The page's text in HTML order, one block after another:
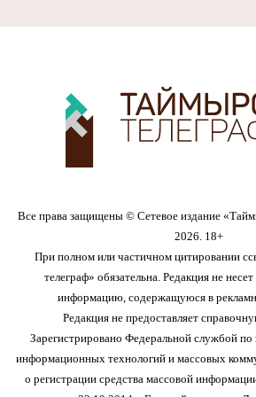
Все права защищены © Сетевое издание
2026. 18+
При полном или частичном цитировании
телеграф» обязательна. Редакция не
информацию, содержащуюся в
Редакция не предоставляет
Зарегистрировано Федеральной службой по
информационных технологий и массовых
о регистрации средства массовой